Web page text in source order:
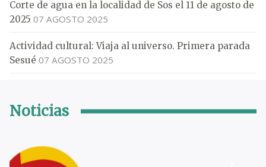
Corte de agua en la localidad de Sos el 11 de agosto de
2025 07 AGOSTO 2025
Actividad cultural: Viaja al universo. Primera parada
Sesué 07 AGOSTO 2025
Noticias